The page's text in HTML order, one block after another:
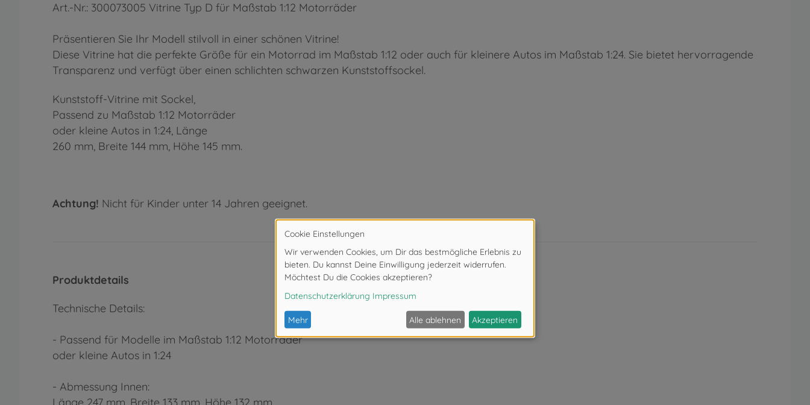
Art.-Nr.: 300073005 Vitrine Typ D für Maßstab 1:12 Motorräder
Präsentieren Sie Ihr Modell stilvoll in einer schönen Vitrine!
Diese Vitrine hat die perfekte Größe für ein Motorrad im Maßstab 1:12 oder auch für kleinere Autos im Maßstab 1:24. Sie bietet hervorragende
Transparenz und verfügt über einen schlichten schwarzen Kunststoffsockel.
Kunststoff-Vitrine mit Sockel,
Passend zu Maßstab 1:12 Motorräder
oder kleine Autos in 1:24, Länge
260 mm, Breite 144 mm, Höhe 145 mm.
Achtung! Nicht für Kinder unter 14 Jahren geeignet.
Produktdetails
Technische Details:
- Passend für Modelle im Maßstab 1:12 Motorräder
oder kleine Autos in 1:24
- Abmessung Innen: